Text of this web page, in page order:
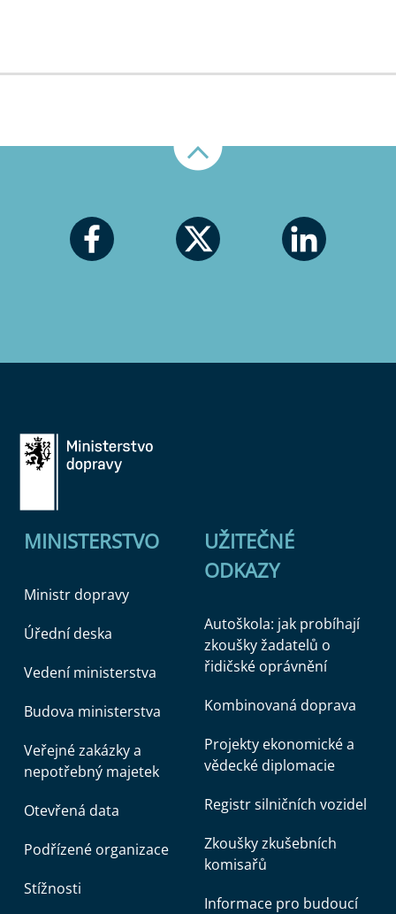
MINISTERSTVO
Ministr dopravy
Úřední deska
Vedení ministerstva
Budova ministerstva
Veřejné zakázky a
nepotřebný majetek
Otevřená data
Podřízené organizace
Stížnosti
UŽITEČNÉ
ODKAZY
Autoškola: jak probíhají
zkoušky žadatelů o
řidičské oprávnění
Kombinovaná doprava
Projekty ekonomické a
vědecké diplomacie
Registr silničních vozidel
Zkoušky zkušebních
komisařů
Informace pro budoucí